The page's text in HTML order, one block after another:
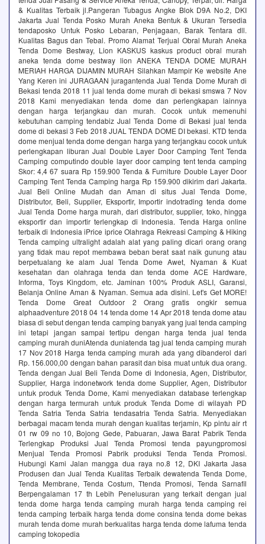
& Kualitas Terbaik jl.Pangeran Tubagus Angke Blok D9A No.2, DKI
Jakarta‎ Jual Tenda Posko Murah Aneka Bentuk & Ukuran Tersedia‎
tendaposko Untuk Posko Lebaran, Penjagaan, Barak Tentara dll.
Kualitas Bagus dan Tebal. Promo Alamat Terjual Obral Murah Aneka
Tenda Dome Bestway, Lion KASKUS kaskus product obral murah
aneka tenda dome bestway lion ANEKA TENDA DOME MURAH
MERIAH HARGA DIJAMIN MURAH Silahkan Mampir Ke website Ane
Yang Keren ini JURAGAAN juragantenda Jual Tenda Dome Murah di
Bekasi tenda 2018 11 jual tenda dome murah di bekasi smswa 7 Nov
2018 Kami menyediakan tenda dome dan perlengkapan lainnya
dengan harga terjangkau dan murah. Cocok untuk memenuhi
kebutuhan camping tendabiz Jual Tenda Dome di Bekasi jual tenda
dome di bekasi 3 Feb 2018 JUAL TENDA DOME DI bekasi. KTD tenda
dome menjual tenda dome dengan harga yang terjangkau cocok untuk
perlengkapan liburan Jual Double Layer Door Camping Tent Tenda
Camping computindo double layer door camping tent tenda camping
Skor: 4,4 ‎67 suara ‎Rp 159.900 Tenda & Furniture Double Layer Door
Camping Tent Tenda Camping harga Rp 159.900 dikirim dari Jakarta.
Jual Beli Online Mudah dan Aman di situs Jual Tenda Dome,
Distributor, Beli, Supplier, Eksportir, Importir indotrading tenda dome
Jual Tenda Dome harga murah, dari distributor, supplier, toko, hingga
eksportir dan importir terlengkap di Indonesia. Tenda Harga online
terbaik di Indonesia iPrice iprice Olahraga Rekreasi Camping & Hiking
Tenda camping ultralight adalah alat yang paling dicari orang orang
yang tidak mau repot membawa beban berat saat naik gunung atau
berpetualang ke alam Jual Tenda Dome Awet, Nyaman & Kuat
kesehatan dan olahraga tenda dan tenda dome ACE Hardware,
Informa, Toys Kingdom, etc. Jaminan 100% Produk ASLI, Garansi,
Belanja Online Aman & Nyaman. Semua ada disini. Let's Get MORE!
Tenda Dome Great Outdoor 2 Orang gratis ongkir semua
alphaadventure 2018 04 14 tenda dome 14 Apr 2018 tenda dome atau
biasa di sebut dengan tenda camping banyak yang jual tenda camping
ini tetapi jangan sampai tertipu dengan harga tenda jual tenda
camping murah duniAtenda duniatenda tag jual tenda camping murah
17 Nov 2018 Harga tenda camping murah ada yang dibanderol dari
Rp. 156.000,00 dengan bahan parasit dan bisa muat untuk dua orang.
Tenda dengan Jual Beli Tenda Dome di Indonesia, Agen, Distributor,
Supplier, Harga indonetwork tenda dome Supplier, Agen, Distributor
untuk produk Tenda Dome, Kami menyediakan database terlengkap
dengan harga termurah untuk produk Tenda Dome di wilayah PD
Tenda Satria Tenda Satria‎ tendasatria ‎Tenda Satria. Menyediakan
berbagai macam tenda murah dengan kualitas terjamin, Kp pintu air rt
01 rw 09 no 10, Bojong Gede, Pabuaran, Jawa Barat Pabrik Tenda
Terlengkap Produksi Jual Tenda Promosi‎ tenda payungpromosi
Menjual Tenda Promosi Pabrik produksi Tenda Tenda Promosi.
Hubungi Kami Jalan mangga dua raya no.8 12, DKI Jakarta Jasa
Produsen dan Jual Tenda Kualitas Terbaik‎ dewatenda Tenda Dome,
Tenda Membrane, Tenda Costum, Ttenda Promosi, Tenda Sarnafil
Berpengalaman 17 th Lebih Penelusuran yang terkait dengan jual
tenda dome harga tenda camping murah harga tenda camping rei
tenda camping terbaik harga tenda dome consina tenda dome bekas
murah tenda dome murah berkualitas harga tenda dome lafuma tenda
camping tokopedia